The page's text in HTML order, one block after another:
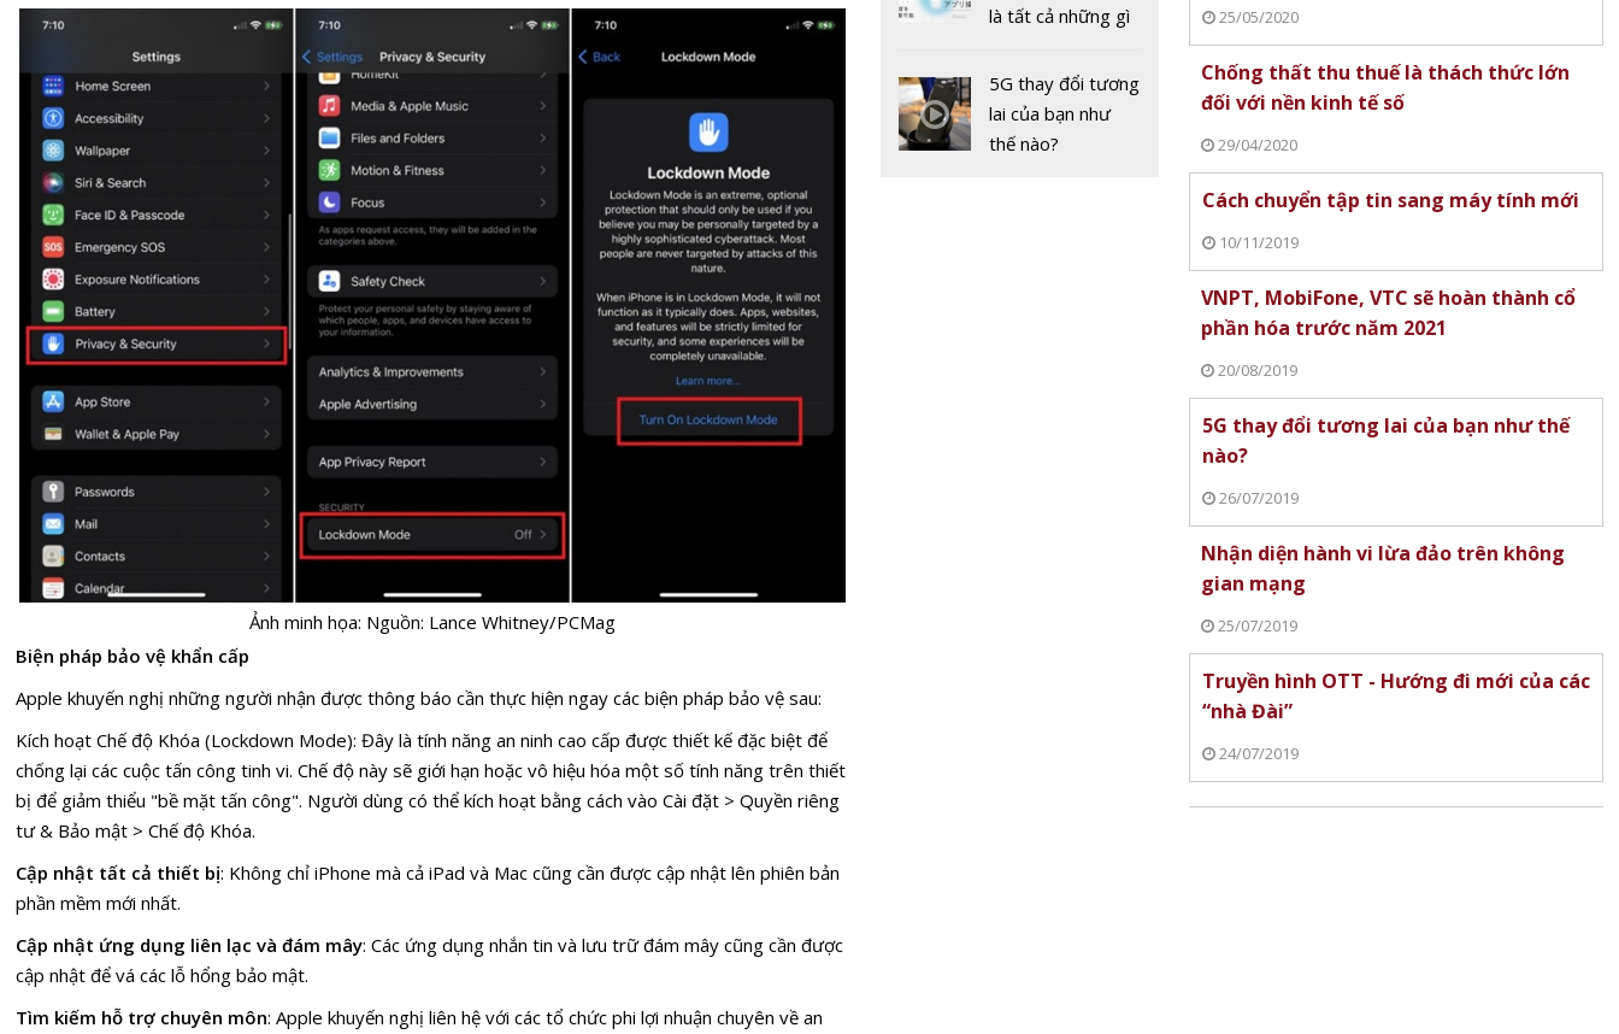
Ảnh minh họa: Nguồn: Lance Whitney/PCMag
Biện pháp bảo vệ khẩn cấp
Apple khuyến nghị những người nhận được thông báo cần thực hiện ngay các biện pháp bảo vệ sau:
Kích hoạt Chế độ Khóa (Lockdown Mode): Đây là tính năng an ninh cao cấp được thiết kế đặc biệt để
chống lại các cuộc tấn công tinh vi. Chế độ này sẽ giới hạn hoặc vô hiệu hóa một số tính năng trên thiết
bị để giảm thiểu "bề mặt tấn công". Người dùng có thể kích hoạt bằng cách vào Cài đặt > Quyền riêng
tư & Bảo mật > Chế độ Khóa.
Cập nhật tất cả thiết bị: Không chỉ iPhone mà cả iPad và Mac cũng cần được cập nhật lên phiên bản
phần mềm mới nhất.
Cập nhật ứng dụng liên lạc và đám mây: Các ứng dụng nhắn tin và lưu trữ đám mây cũng cần được
cập nhật để vá các lỗ hổng bảo mật.
Tìm kiếm hỗ trợ chuyên môn: Apple khuyến nghị liên hệ với các tổ chức phi lợi nhuận chuyên về an
zero-day trên
Chrome lần thứ
hai trong hai tuần
là tất cả những gì
sót qua mùa hè
nóng nực
5G thay đổi tương
lai của bạn như
thế nào?
25/05/2020
Chống thất thu thuế là thách thức lớn
đối với nền kinh tế số
29/04/2020
Cách chuyển tập tin sang máy tính mới
10/11/2019
VNPT, MobiFone, VTC sẽ hoàn thành cổ
phần hóa trước năm 2021
20/08/2019
5G thay đổi tương lai của bạn như thế
nào?
26/07/2019
Nhận diện hành vi lừa đảo trên không
gian mạng
25/07/2019
Truyền hình OTT - Hướng đi mới của các
“nhà Đài”
24/07/2019